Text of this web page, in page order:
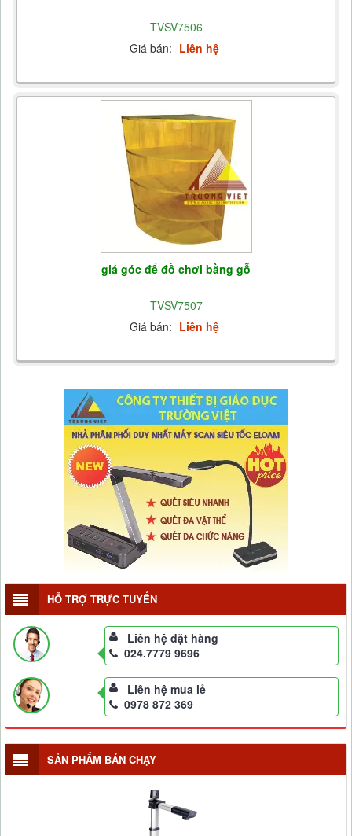
TVSV7506
Giá bán: Liên hệ
giá góc để đồ chơi bằng gỗ
TVSV7507
Giá bán: Liên hệ
HỖ TRỢ TRỰC TUYẾN
Liên hệ đặt hàng
024.7779 9696
Liên hệ mua lẻ
0978 872 369
SẢN PHẨM BÁN CHẠY